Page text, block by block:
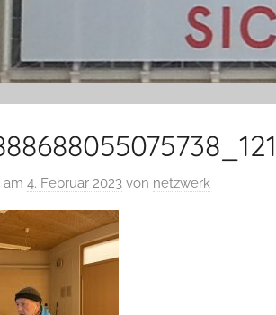
am 4. Februar 2023 von netzwerk